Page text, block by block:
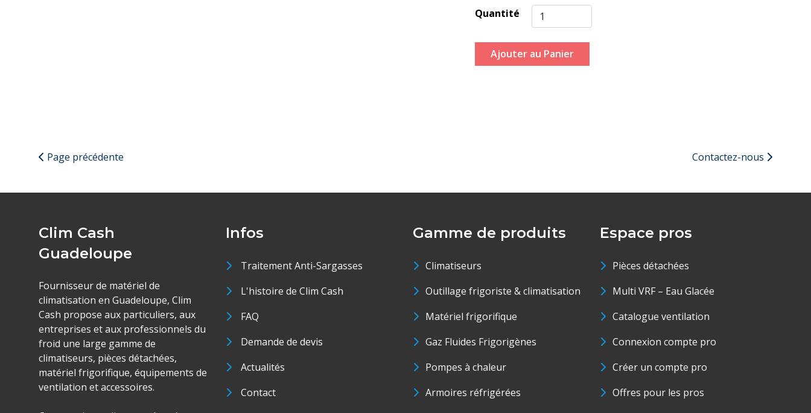
Quantité
Ajouter au Panier
Page précédente Contactez-nous
Clim Cash
Guadeloupe
Fournisseur de matériel de
climatisation en Guadeloupe, Clim
Cash propose aux particuliers, aux
entreprises et aux professionnels du
froid une large gamme de
climatiseurs, pièces détachées,
matériel frigorifique, équipements de
ventilation et accessoires.
Infos
Traitement Anti-Sargasses
L'histoire de Clim Cash
FAQ
Demande de devis
Actualités
Contact
Gamme de produits
Climatiseurs
Outillage frigoriste & climatisation
Matériel frigorifique
Gaz Fluides Frigorigènes
Pompes à chaleur
Armoires réfrigérées
Espace pros
Pièces détachées
Multi VRF – Eau Glacée
Catalogue ventilation
Connexion compte pro
Créer un compte pro
Offres pour les pros